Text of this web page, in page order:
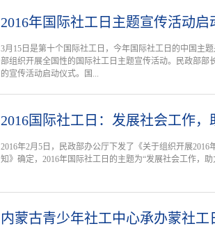
2016年国际社工日主题宣传活动
3月15日是第十个国际社工日，今年国际社工日的中国主
部组织开展全国性的国际社工日主题宣传活动。民政部部
的宣传活动启动仪式。国...
2016国际社工日：发展社会工作，
2016年2月5日，民政部办公厅下发了《关于组织开展
知》确定，2016年国际社工日的主题为“发展社会工作，
内蒙古青少年社工中心承办蒙社工